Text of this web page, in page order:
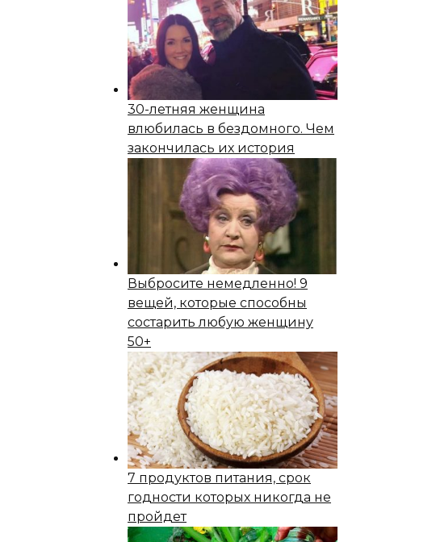
30-летняя женщина
влюбилась в бездомного. Чем
закончилась их история
Выбросите немедленно! 9
вещей, которые способны
состapить любую женщину
50+
7 продуктов питания, срок
годности которых никогда не
пройдет